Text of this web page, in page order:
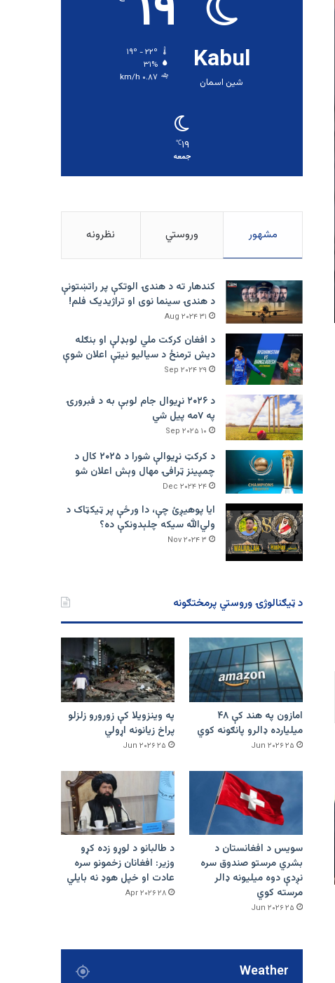
Kabul
شین اسمان
۳۱%
۰.۸۷ km/h
۱۹℃
جمعه
مشهور وروستي نظرونه
کندهار ته د هندۍ الوتکې پر راتښتونې
د هندۍ سینما نوی او تراژيديک فلم!
۳۱ Aug ۲۰۲۴
د افغان کرکت ملي لوبډلې او بنګله
دیش ترمنځ د سیالیو نیټې اعلان شوې
۲۹ Sep ۲۰۲۴
د ۲۰۲۶ نړیوال جام لوبې به د فبرورۍ
په ۷مه پیل شي
۱۰ Sep ۲۰۲۵
د کرکټ نړیوالې شورا د ۲۰۲۵ کال د
چمپینز ټرافۍ مهال وېش اعلان شو
۲۴ Dec ۲۰۲۴
ایا پوهیږئ چې، دا ورځې پر ټيکټاک د
ولي‌الله سیکه چلېدونکې ده؟
۳ Nov ۲۰۲۴
د ټیګنالوژۍ وروستي پرمختګونه
امازون په هند کې ۴۸
میلیارده ډالرو پانګونه کوي
۲۵ Jun ۲۰۲۶
په وینزویلا کې زورورو زلزلو
پراخ زیانونه اړولي
۲۵ Jun ۲۰۲۶
سویس د افغانستان د
بشري مرستو صندوق سره
نږدې دوه میلیونه ډالر
مرسته کوي
۲۵ Jun ۲۰۲۶
د طالبانو د لوړو زده کړو
وزیر: افغانان زخمونو سره
عادت او خپل هوډ نه بایلي
۲۸ Apr ۲۰۲۶
Weather